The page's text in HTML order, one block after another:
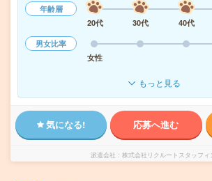
年齢層
20代
30代 40代
男女比率
女性
もっと見る
気になる! 応募へ進む
派遣会社 株式会社リクルートスタッフィ